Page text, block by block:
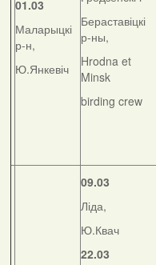
01.03
Маларыцкі
р-н,
Ю.Янкевіч
Бераставіцкі
р-ны,
Hrodna et
Minsk
birding crew
09.03
Ліда,
Ю.Квач
22.03